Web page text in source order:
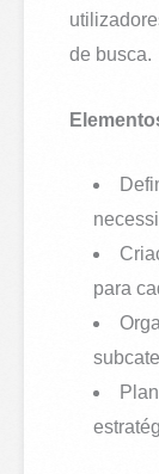
de busca.
para